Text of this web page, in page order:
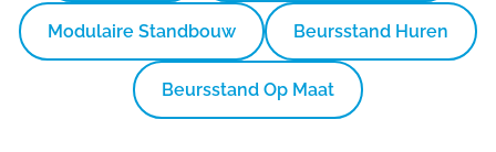
Modulaire Standbouw Beursstand Huren
Beursstand Op Maat